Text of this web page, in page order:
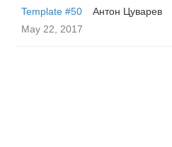
Template #50
Антон Цуварев
May 22, 2017